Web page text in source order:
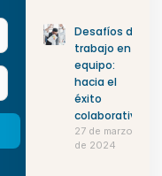
Desafíos del
trabajo en
equipo:
hacia el
éxito
colaborativo
27 de marzo
de 2024